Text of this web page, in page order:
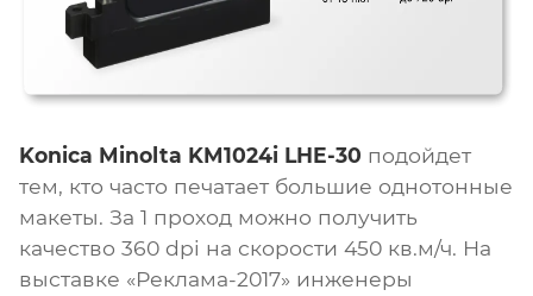
Konica Minolta KM1024i LHE-30 подойдет
тем, кто часто печатает большие однотонные
макеты. За 1 проход можно получить
качество 360 dpi на скорости 450 кв.м/ч. На
выставке «Реклама-2017» инженеры